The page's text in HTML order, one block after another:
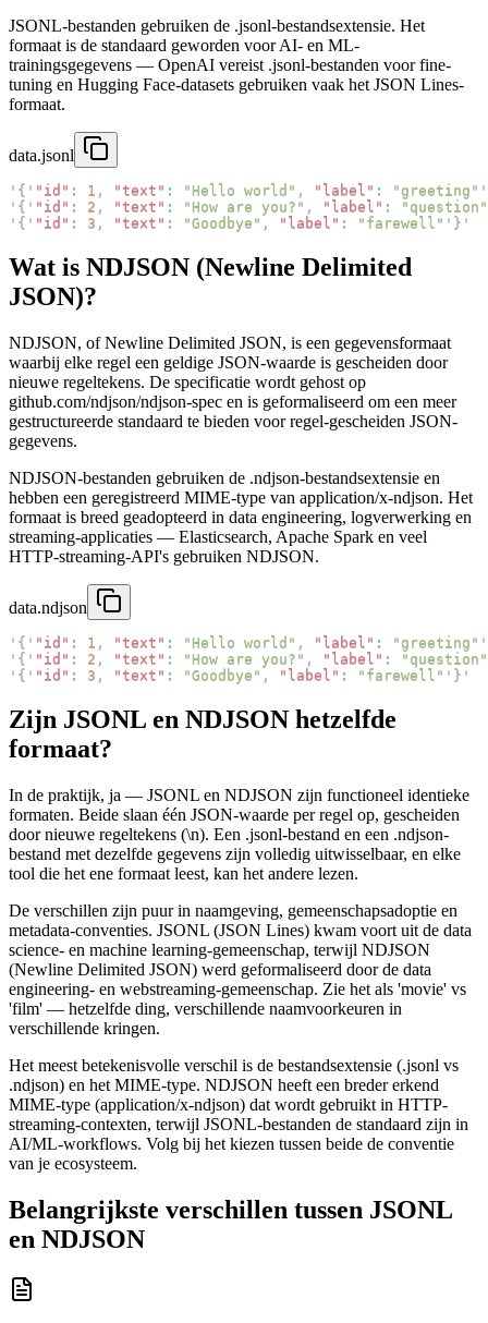
JSONL-bestanden gebruiken de .jsonl-bestandsextensie. Het
formaat is de standaard geworden voor AI- en ML-
trainingsgegevens — OpenAI vereist .jsonl-bestanden voor fine-
tuning en Hugging Face-datasets gebruiken vaak het JSON Lines-
formaat.
data.jsonl
' { ' "id" : 1 , "text" : "Hello world" , "label" : "greeting" '
' { ' "id" : 2 , "text" : "How are you?" , "label" :
"question"
' { ' "id" : 3 , "text" : "Goodbye" , "label" : "farewell" ' } '
Wat is NDJSON (Newline Delimited
JSON)?
NDJSON, of Newline Delimited JSON, is een gegevensformaat
waarbij elke regel een geldige JSON-waarde is gescheiden door
nieuwe regeltekens. De specificatie wordt gehost op
github.com/ndjson/ndjson-spec en is geformaliseerd om een meer
gestructureerde standaard te bieden voor regel-gescheiden JSON-
gegevens.
NDJSON-bestanden gebruiken de .ndjson-bestandsextensie en
hebben een geregistreerd MIME-type van application/x-ndjson. Het
formaat is breed geadopteerd in data engineering, logverwerking en
streaming-applicaties — Elasticsearch, Apache Spark en veel
HTTP-streaming-API's gebruiken NDJSON.
data.ndjson
' { ' "id" : 1 , "text" : "Hello world" , "label" : "greeting" '
' { ' "id" : 2 , "text" : "How are you?" , "label" :
"question"
' { ' "id" : 3 , "text" : "Goodbye" , "label" : "farewell" ' } '
Zijn JSONL en NDJSON hetzelfde
formaat?
In de praktijk, ja — JSONL en NDJSON zijn functioneel identieke
formaten. Beide slaan één JSON-waarde per regel op, gescheiden
door nieuwe regeltekens (\n). Een .jsonl-bestand en een .ndjson-
bestand met dezelfde gegevens zijn volledig uitwisselbaar, en elke
tool die het ene formaat leest, kan het andere lezen.
De verschillen zijn puur in naamgeving, gemeenschapsadoptie en
metadata-conventies. JSONL (JSON Lines) kwam voort uit de data
science- en machine learning-gemeenschap, terwijl NDJSON
(Newline Delimited JSON) werd geformaliseerd door de data
engineering- en webstreaming-gemeenschap. Zie het als 'movie' vs
'film' — hetzelfde ding, verschillende naamvoorkeuren in
verschillende kringen.
Het meest betekenisvolle verschil is de bestandsextensie (.jsonl vs
.ndjson) en het MIME-type. NDJSON heeft een breder erkend
MIME-type (application/x-ndjson) dat wordt gebruikt in HTTP-
streaming-contexten, terwijl JSONL-bestanden de standaard zijn in
AI/ML-workflows. Volg bij het kiezen tussen beide de conventie
van je ecosysteem.
Belangrijkste verschillen tussen JSONL
en NDJSON